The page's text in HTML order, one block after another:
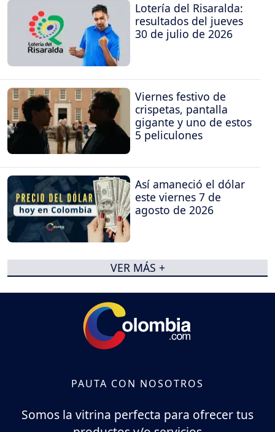
Lotería del Risaralda:
resultados del jueves
30 de julio de 2026
Viernes festivo de
crispetas, pantalla
gigante y uno de estos
5 peliculones
Así amaneció el dólar
este viernes 7 de
agosto de 2026
VER MÁS +
PAUTA CON NOSOTROS
Somos la vitrina perfecta para ofrecer tus